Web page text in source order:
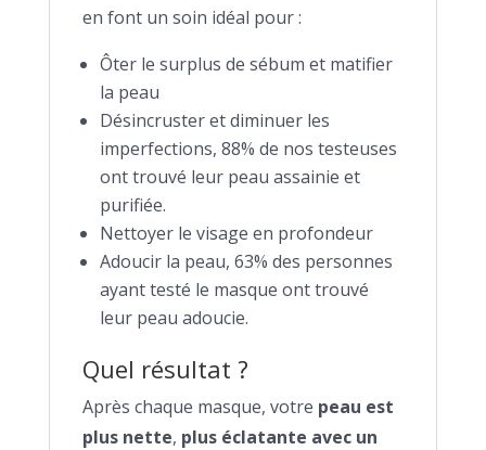
en font un soin idéal pour :
Ôter le surplus de sébum et matifier
la peau
Désincruster et diminuer les
imperfections, 88% de nos testeuses
ont trouvé leur peau assainie et
purifiée.
Nettoyer le visage en profondeur
Adoucir la peau, 63% des personnes
ayant testé le masque ont trouvé
leur peau adoucie.
Quel résultat ?
Après chaque masque, votre peau est
plus nette, plus éclatante avec un